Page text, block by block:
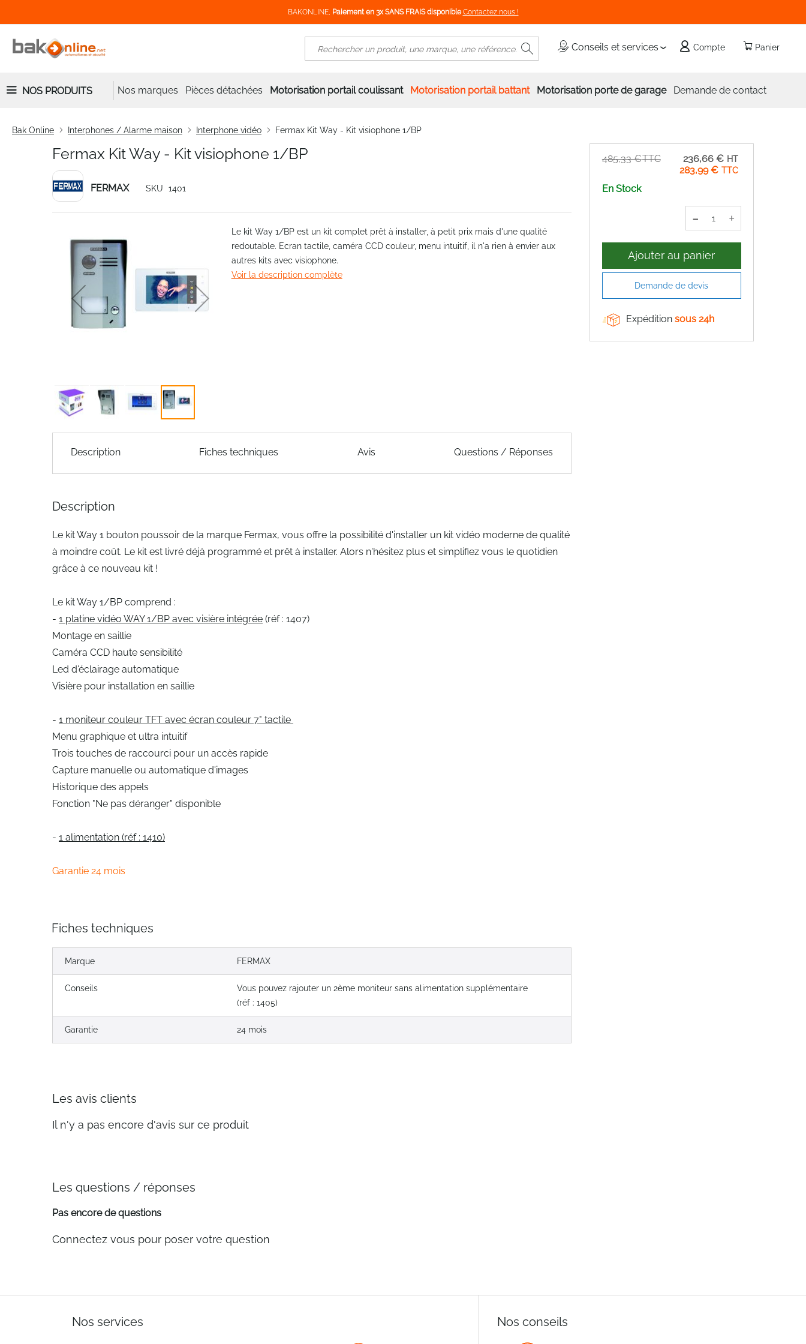
BAKONLINE, Paiement en 3x SANS FRAIS disponible Contactez nous !
Panier
Conseils et services Compte
Rechercher
NOS PRODUITS Nos marques Pièces détachées Motorisation portail coulissant Motorisation portail battant Motorisation porte de garage Demande de contact
Bak Online Interphones / Alarme maison Interphone vidéo Fermax Kit Way - Kit visiophone 1/BP
Fermax Kit Way - Kit visiophone 1/BP
FERMAX SKU 1401
images
the
images
gallery
Le kit Way 1/BP est un kit complet prêt à installer, à petit prix mais d'une qualité
redoutable. Ecran tactile, caméra CCD couleur, menu intuitif, il n'a rien à envier aux
autres kits avec visiophone.
Voir la description complète
Description Fiches techniques Avis Questions / Réponses
Description
Le kit Way 1 bouton poussoir de la marque Fermax, vous offre la possibilité d'installer un kit vidéo moderne de qualité
à moindre coût. Le kit est livré déjà programmé et prêt à installer. Alors n'hésitez plus et simplifiez vous le quotidien
grâce à ce nouveau kit !
Le kit Way 1/BP comprend :
- 1 platine vidéo WAY 1/BP avec visière intégrée (réf : 1407)
Montage en saillie
Caméra CCD haute sensibilité
Led d'éclairage automatique
Visière pour installation en saillie
- 1 moniteur couleur TFT avec écran couleur 7" tactile
Menu graphique et ultra intuitif
Trois touches de raccourci pour un accès rapide
Capture manuelle ou automatique d'images
Historique des appels
Fonction "Ne pas déranger" disponible
- 1 alimentation (réf : 1410)
Garantie 24 mois
Fiches techniques
Marque FERMAX
Conseils
Vous pouvez rajouter un 2ème moniteur sans alimentation supplémentaire
(réf : 1405)
Garantie 24 mois
Les avis clients
Il n'y a pas encore d'avis sur ce produit
Les questions / réponses
Pas encore de questions
Connectez vous pour poser votre question
Prix
Spécial
283,99 €
236,66 €
485,33 €
En Stock
- +
Ajouter au panier
Demande de devis
Expédition sous 24h
Nos services Nos conseils